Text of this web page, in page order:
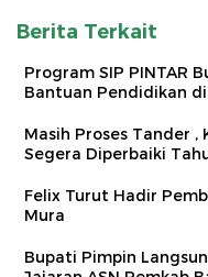
Berita Terkait
Program SIP PINTAR
Bantuan Pendidikan
Masih Proses Tander ,
Segera Diperbaiki
Felix Turut Hadir
Mura
Bupati Pimpin